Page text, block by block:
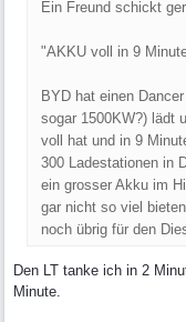
Ein Freund schickt
"AKKU voll in 9
BYD hat einen
sogar 1500KW?) lädt
voll hat und in 9
300 Ladestationen in
ein grosser Akku im
gar nicht so viel
noch übrig für den
Den LT tanke ich in 2
Minute.